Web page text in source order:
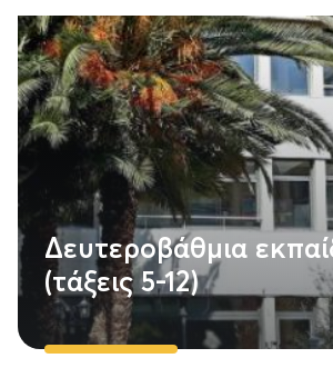
Δευτεροβάθμια
(τάξεις 5-12)